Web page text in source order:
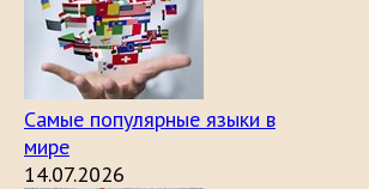
Самые популярные языки в
мире
14.07.2026